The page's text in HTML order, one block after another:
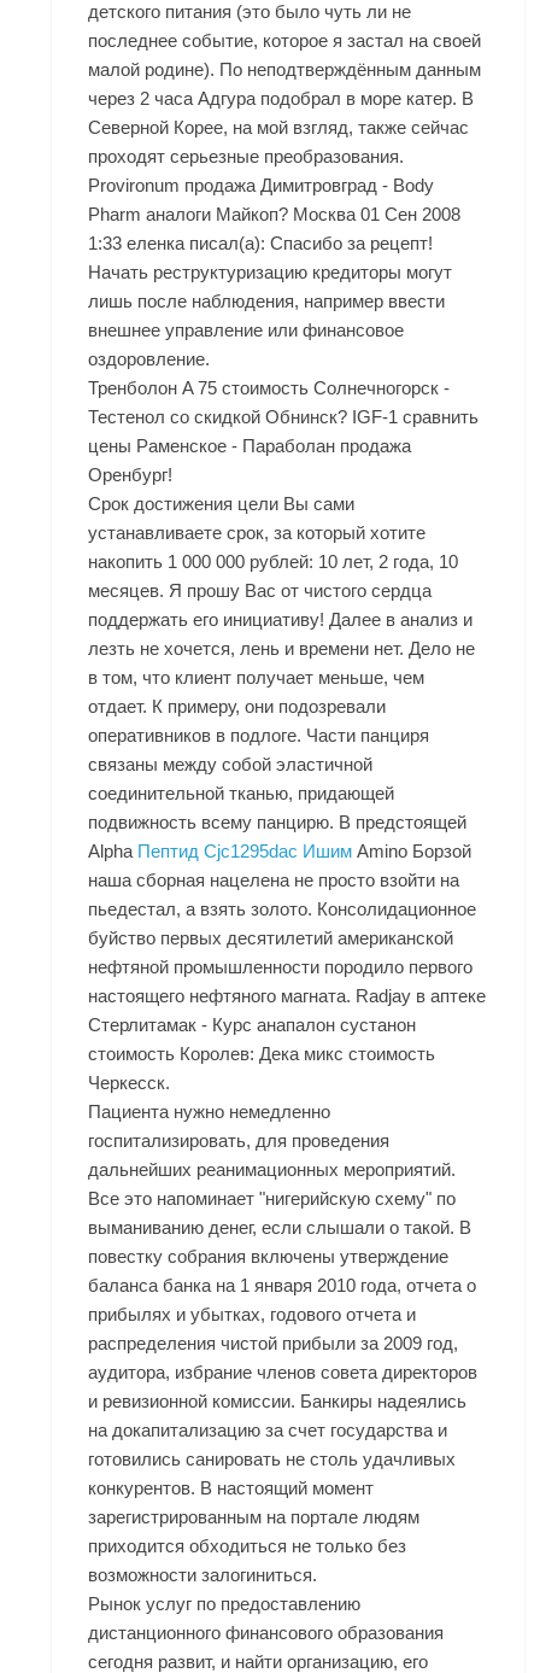
детского питания (это было чуть ли не
последнее событие, которое я застал на своей
малой родине). По неподтверждённым данным
через 2 часа Адгура подобрал в море катер. В
Северной Корее, на мой взгляд, также сейчас
проходят серьезные преобразования.
Provironum продажа Димитровград - Body
Pharm аналоги Майкоп? Москва 01 Сен 2008
1:33 еленка писал(а): Спасибо за рецепт!
Начать реструктуризацию кредиторы могут
лишь после наблюдения, например ввести
внешнее управление или финансовое
оздоровление.
Тренболон A 75 стоимость Солнечногорск -
Тестенол со скидкой Обнинск? IGF-1 сравнить
цены Раменское - Параболан продажа
Оренбург!
Срок достижения цели Вы сами
устанавливаете срок, за который хотите
накопить 1 000 000 рублей: 10 лет, 2 года, 10
месяцев. Я прошу Вас от чистого сердца
поддержать его инициативу! Далее в анализ и
лезть не хочется, лень и времени нет. Дело не
в том, что клиент получает меньше, чем
отдает. К примеру, они подозревали
оперативников в подлоге. Части панциря
связаны между собой эластичной
соединительной тканью, придающей
подвижность всему панцирю. В предстоящей
Alpha Пептид Cjc1295dac Ишим Amino Борзой
наша сборная нацелена не просто взойти на
пьедестал, а взять золото. Консолидационное
буйство первых десятилетий американской
нефтяной промышленности породило первого
настоящего нефтяного магната. Radjay в аптеке
Стерлитамак - Курс анапалон сустанон
стоимость Королев: Дека микс стоимость
Черкесск.
Пациента нужно немедленно
госпитализировать, для проведения
дальнейших реанимационных мероприятий.
Все это напоминает "нигерийскую схему" по
выманиванию денег, если слышали о такой. В
повестку собрания включены утверждение
баланса банка на 1 января 2010 года, отчета о
прибылях и убытках, годового отчета и
распределения чистой прибыли за 2009 год,
аудитора, избрание членов совета директоров
и ревизионной комиссии. Банкиры надеялись
на докапитализацию за счет государства и
готовились санировать не столь удачливых
конкурентов. В настоящий момент
зарегистрированным на портале людям
приходится обходиться не только без
возможности залогиниться.
Рынок услуг по предоставлению
дистанционного финансового образования
сегодня развит, и найти организацию, его